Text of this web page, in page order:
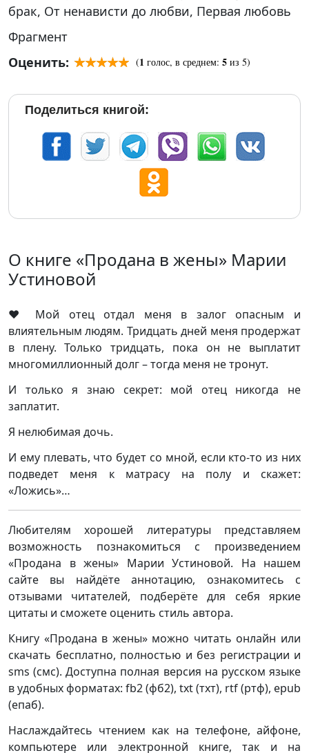
брак, От ненависти до любви, Первая любовь
Фрагмент
Оценить:
(1 голос, в среднем: 5 из 5)
Поделиться книгой:
О книге «Продана в жены» Марии
Устиновой
❤️ Мой отец отдал меня в залог опасным и
влиятельным людям. Тридцать дней меня продержат
в плену. Только тридцать, пока он не выплатит
многомиллионный долг – тогда меня не тронут.
И только я знаю секрет: мой отец никогда не
заплатит.
Я нелюбимая дочь.
И ему плевать, что будет со мной, если кто-то из них
подведет меня к матрасу на полу и скажет:
«Ложись»…
Любителям хорошей литературы представляем
возможность познакомиться с произведением
«Продана в жены» Марии Устиновой. На нашем
сайте вы найдёте аннотацию, ознакомитесь с
отзывами читателей, подберёте для себя яркие
цитаты и сможете оценить стиль автора.
Книгу «Продана в жены» можно читать онлайн или
скачать бесплатно, полностью и без регистрации и
sms (смс). Доступна полная версия на русском языке
в удобных форматах: fb2 (фб2), txt (тхт), rtf (ртф), epub
(епаб).
Наслаждайтесь чтением как на телефоне, айфоне,
компьютере или электронной книге, так и на